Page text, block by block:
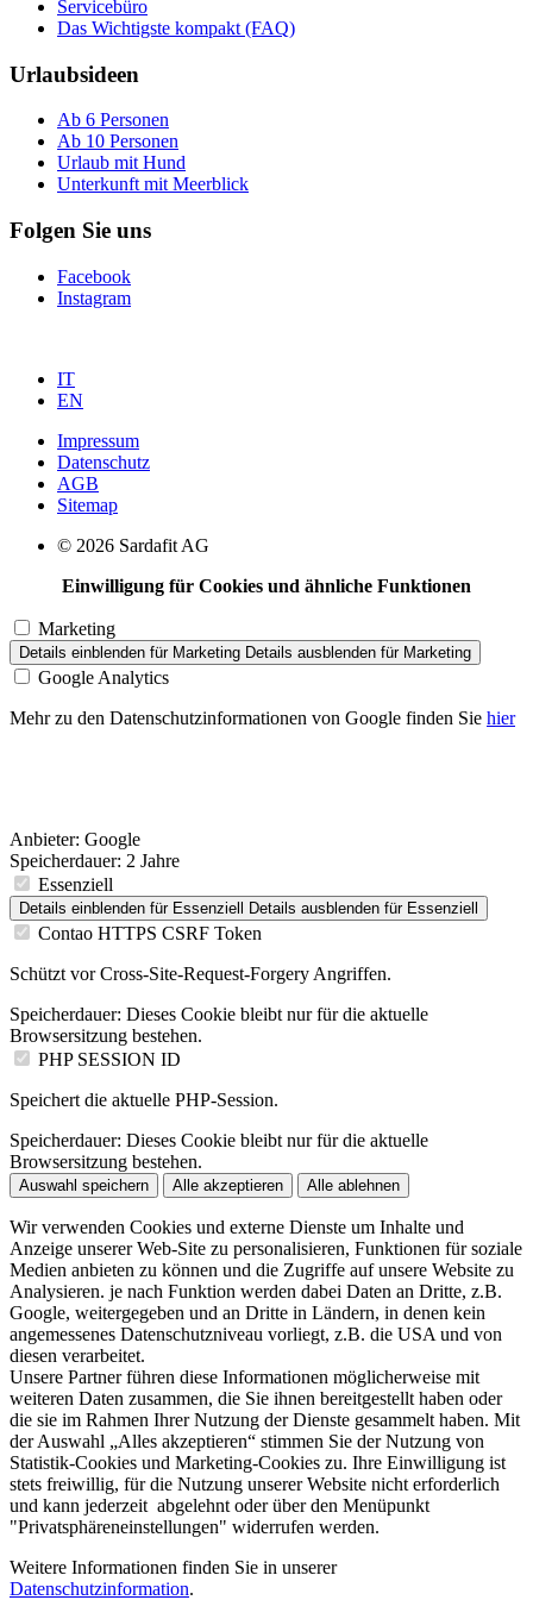
Servicebüro
Das Wichtigste kompakt (FAQ)
Urlaubsideen
Ab 6 Personen
Ab 10 Personen
Urlaub mit Hund
Unterkunft mit Meerblick
Folgen Sie uns
Facebook
Instagram
IT
EN
Impressum
Datenschutz
AGB
Sitemap
© 2026 Sardafit AG
Einwilligung für Cookies und ähnliche Funktionen
Marketing
Details einblenden für Marketing Details ausblenden für Marketing
Google Analytics
Mehr zu den Datenschutzinformationen von Google finden Sie hier
Anbieter: Google
Speicherdauer: 2 Jahre
Essenziell
Details einblenden für Essenziell Details ausblenden für Essenziell
Contao HTTPS CSRF Token
Schützt vor Cross-Site-Request-Forgery Angriffen.
Speicherdauer: Dieses Cookie bleibt nur für die aktuelle
Browsersitzung bestehen.
PHP SESSION ID
Speichert die aktuelle PHP-Session.
Speicherdauer: Dieses Cookie bleibt nur für die aktuelle
Browsersitzung bestehen.
Auswahl speichern Alle akzeptieren Alle ablehnen
Wir verwenden Cookies und externe Dienste um Inhalte und
Anzeige unserer Web-Site zu personalisieren, Funktionen für soziale
Medien anbieten zu können und die Zugriffe auf unsere Website zu
Analysieren. je nach Funktion werden dabei Daten an Dritte, z.B.
Google, weitergegeben und an Dritte in Ländern, in denen kein
angemessenes Datenschutzniveau vorliegt, z.B. die USA und von
diesen verarbeitet.
Unsere Partner führen diese Informationen möglicherweise mit
weiteren Daten zusammen, die Sie ihnen bereitgestellt haben oder
die sie im Rahmen Ihrer Nutzung der Dienste gesammelt haben. Mit
der Auswahl „Alles akzeptieren“ stimmen Sie der Nutzung von
Statistik-Cookies und Marketing-Cookies zu. Ihre Einwilligung ist
stets freiwillig, für die Nutzung unserer Website nicht erforderlich
und kann jederzeit abgelehnt oder über den Menüpunkt
"Privatsphäreneinstellungen" widerrufen werden.
Weitere Informationen finden Sie in unserer
Datenschutzinformation.